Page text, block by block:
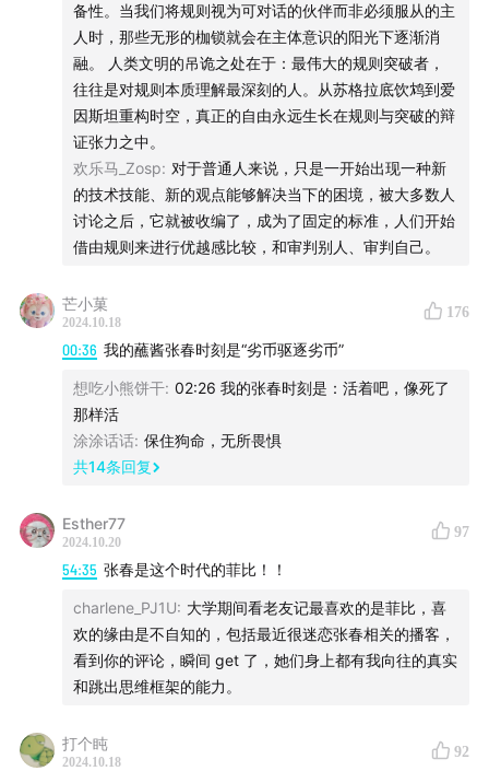
Interior Dialogues by Max Richter
Time for Spring by Nocturnal Spirits
Summer Bolero by Vendla
Autumn Coming by Daniel Kaede
Spring Evening by Vendla
备性。当我们将规则视为可对话的伙伴而非必须服从的主
人时，那些无形的枷锁就会在主体意识的阳光下逐渐消
融。 人类文明的吊诡之处在于：最伟大的规则突破者，
往往是对规则本质理解最深刻的人。从苏格拉底饮鸩到爱
因斯坦重构时空，真正的自由永远生长在规则与突破的辩
证张力之中。
欢乐马_Zosp: 对于普通人来说，只是一开始出现一种新
的技术技能、新的观点能够解决当下的困境，被大多数人
讨论之后，它就被收编了，成为了固定的标准，人们开始
借由规则来进行优越感比较，和审判别人、审判自己。
芒小菓
2024.10.18
176
00:36 我的蘸酱张春时刻是“劣币驱逐劣币”
想吃小熊饼干: 02:26 我的张春时刻是：活着吧，像死了
那样活
涂涂话话: 保住狗命，无所畏惧
共14条回复
Esther77
2024.10.20
97
54:35 张春是这个时代的菲比！！
charlene_PJ1U: 大学期间看老友记最喜欢的是菲比，喜
欢的缘由是不自知的，包括最近很迷恋张春相关的播客，
看到你的评论，瞬间 get 了，她们身上都有我向往的真实
和跳出思维框架的能力。
打个盹
2024.10.18
92